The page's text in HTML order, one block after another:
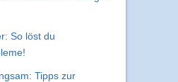
So löst du
Tipps zur